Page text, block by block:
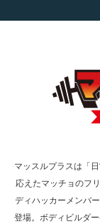
マッスルプラスは「
応えたマッチョのフ
ディハッカーメンバ
登場。ボディビルダ